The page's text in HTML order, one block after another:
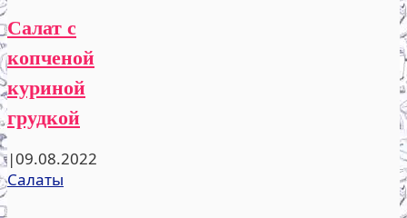
Салат с
копченой
куриной
грудкой
|09.08.2022
Салаты